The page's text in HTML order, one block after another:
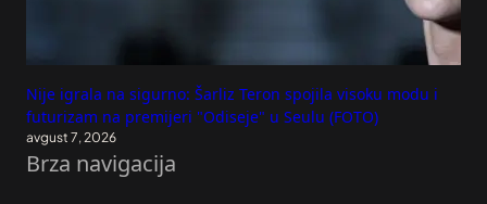
Nije igrala na sigurno: Šarliz Teron spojila visoku modu i
futurizam na premijeri "Odiseje" u Seulu (FOTO)
avgust 7, 2026
Brza navigacija